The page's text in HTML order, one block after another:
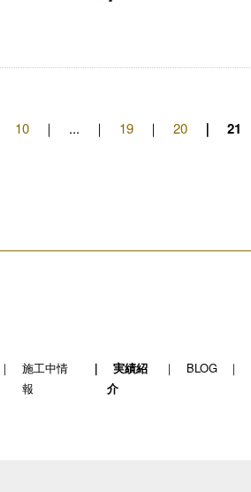
10 ... 19 20 21
施工中情
報
実績紹
介
BLOG